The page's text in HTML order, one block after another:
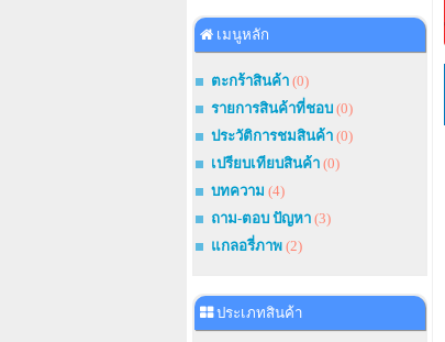
เมนูหลัก
ตะกร้าสินค้า (0)
รายการสินค้าที่ชอบ (0)
ประวัติการชมสินค้า (0)
เปรียบเทียบสินค้า (0)
บทความ (4)
ถาม-ตอบ ปัญหา (3)
แกลอรี่ภาพ (2)
ประเภทสินค้า